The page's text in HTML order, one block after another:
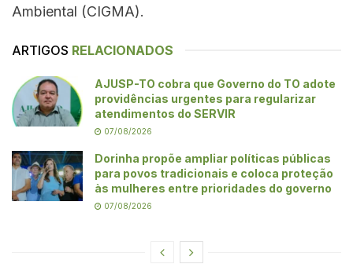
Ambiental (CIGMA).
ARTIGOS RELACIONADOS
AJUSP-TO cobra que Governo do TO adote
providências urgentes para regularizar
atendimentos do SERVIR
07/08/2026
Dorinha propõe ampliar políticas públicas
para povos tradicionais e coloca proteção
às mulheres entre prioridades do governo
07/08/2026